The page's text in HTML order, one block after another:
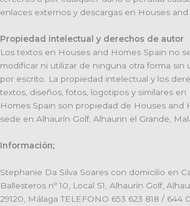
enlaces externos y descargas en Houses
Propiedad intelectual y derechos de autor
Los textos en Houses and Homes Spain no
modificar ni utilizar de ninguna otra forma sin
por escrito. La propiedad intelectual y los
textos, diseños, fotos, logotipos y similares en
Homes Spain son propiedad de Houses and
sede en Alhaurín Golf, Alhaurin el Grande,
Información;
Stephanie Da Silva Soares con domicilio en
Ballesteros nº 10, Local S1, Alhaurín Golf,
29120, Málaga TELEFONO 653 623 818 / 644